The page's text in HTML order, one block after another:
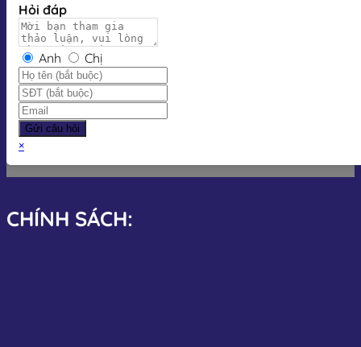
Hỏi đáp
Anh Chị
Gửi câu hỏi
×
CHÍNH SÁCH: